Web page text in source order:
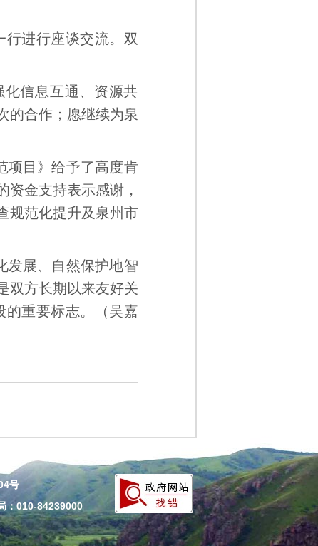
行进行座谈交流。双
信息互通、资源共
的合作；愿继续为泉
项目》给予了高度肯
资金支持表示感谢，
规范化提升及泉州市
发展、自然保护地智
双方长期以来友好关
重要标志。
（吴嘉
号
：010-84239000